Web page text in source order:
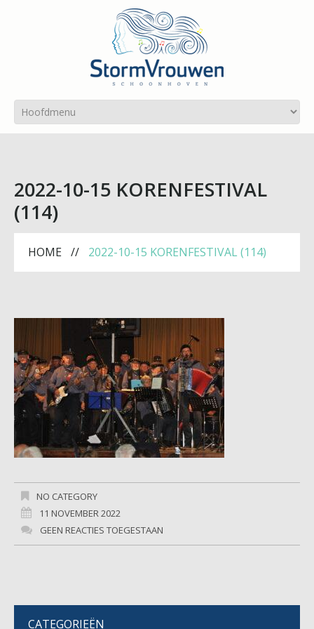
2022-10-15 KORENFESTIVAL
(114)
HOME 2022-10-15 KORENFESTIVAL (114)
NO CATEGORY
11 NOVEMBER 2022
GEEN REACTIES TOEGESTAAN
CATEGORIEËN